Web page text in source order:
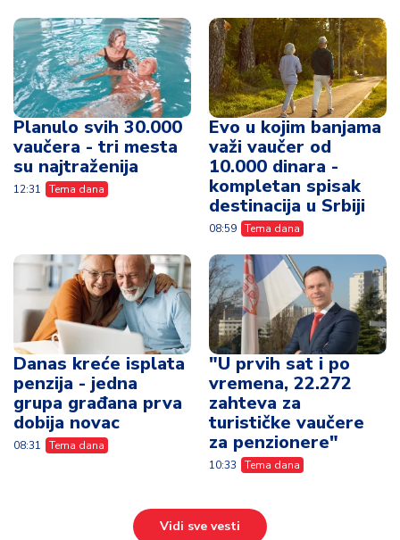
Planulo svih 30.000
vaučera - tri mesta
su najtraženija
12:31 Tema dana
Evo u kojim banjama
važi vaučer od
10.000 dinara -
kompletan spisak
destinacija u Srbiji
08:59 Tema dana
Danas kreće isplata
penzija - jedna
grupa građana prva
dobija novac
08:31 Tema dana
"U prvih sat i po
vremena, 22.272
zahteva za
turističke vaučere
za penzionere"
10:33 Tema dana
Vidi sve vesti